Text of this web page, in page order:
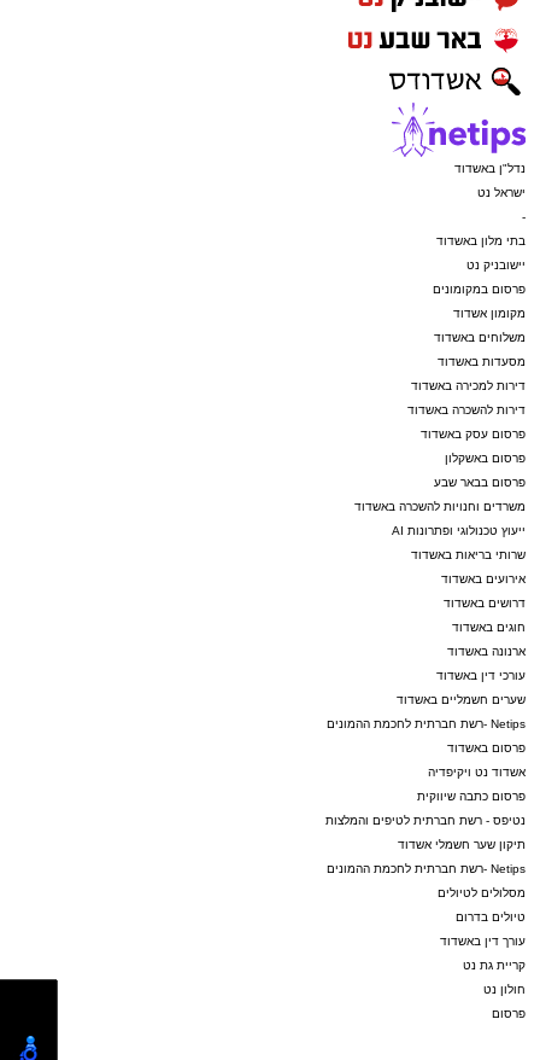
נדל"ן באשדוד
ישראל נט
-
בתי מלון באשדוד
יישובניק נט
פרסום במקומונים
מקומון אשדוד
משלוחים באשדוד
מסעדות באשדוד
דירות למכירה באשדוד
דירות להשכרה באשדוד
פרסום עסק באשדוד
פרסום באשקלון
פרסום בבאר שבע
משרדים וחנויות להשכרה באשדוד
ייעוץ טכנולוגי ופתרונות AI
שרותי בריאות באשדוד
אירועים באשדוד
דרושים באשדוד
חוגים באשדוד
ארנונה באשדוד
עורכי דין באשדוד
שערים חשמליים באשדוד
Netips -רשת חברתית לחכמת ההמונים
פרסום באשדוד
אשדוד נט ויקיפדיה
פרסום כתבה שיווקית
נטיפס - רשת חברתית לטיפים והמלצות
תיקון שער חשמלי אשדוד
Netips -רשת חברתית לחכמת ההמונים
מסלולים לטיולים
טיולים בדרום
עורך דין באשדוד
קריית גת נט
חולון נט
פרסום